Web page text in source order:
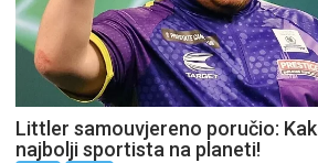
Littler samouvjereno poručio:
najbolji sportista na planeti!